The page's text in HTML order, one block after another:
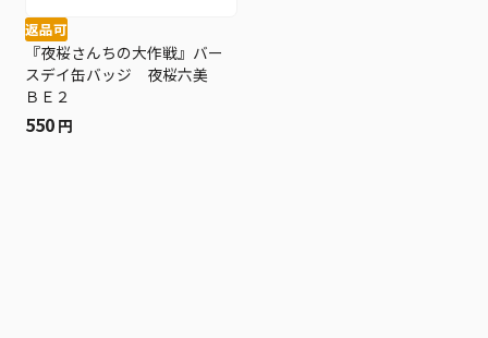
返品可
『夜桜さんちの大作戦』バー
スデイ缶バッジ 夜桜六美
ＢＥ２
550 円